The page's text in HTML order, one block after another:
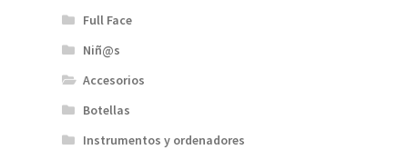
Full Face
Niñ@s
Accesorios
Botellas
Instrumentos y ordenadores